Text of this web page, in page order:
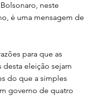
neste
é uma mensagem de
para que as
desta eleição sejam
do que a simples
governo de quatro